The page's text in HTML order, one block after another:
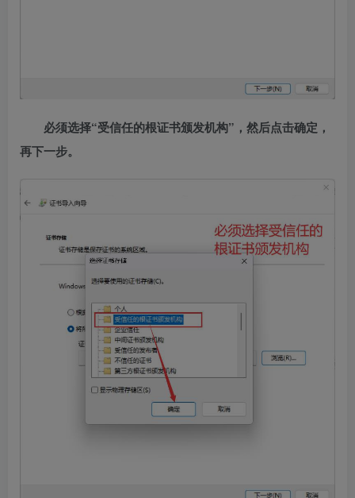
必须选择“受信任的根证书颁发机构”，然后点击确定，
再下一步。